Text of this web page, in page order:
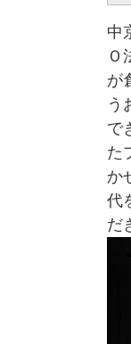
中
Ｏ
が
う
で
た
か
代
だ